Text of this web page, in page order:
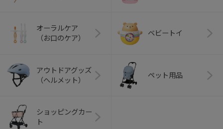
オーラルケア
（お口のケア）
ベビートイ
アウトドアグッズ
（ヘルメット）
ペット用品
ショッピングカー
ト